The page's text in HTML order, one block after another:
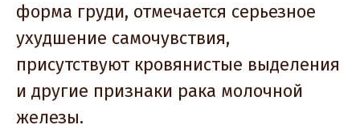
форма груди, отмечается серьезное
ухудшение самочувствия,
присутствуют кровянистые выделения
и другие признаки рака молочной
железы.